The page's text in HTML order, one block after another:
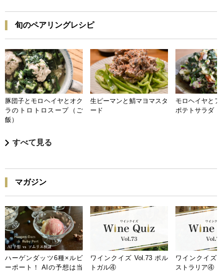
旬のペアリングレシピ
豚団子とモロヘイヤとオク
ラのトロトロスープ（ご
飯）
生ピーマンと鯖マヨマスタ
ード
モロヘイヤと
ポテトサラダ
すべて見る
マガジン
ハーゲンダッツ6種×ルビ
ーポート！ AIの予想は当
ワインクイズ Vol.73 ポル
トガル④
ワインクイズ
ストラリア④